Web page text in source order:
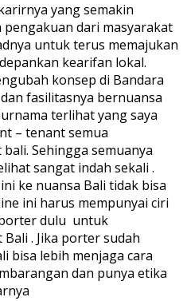
yang semakin
dari masyarakat
untuk terus memajukan
kearifan lokal.
konsep di Bandara
fasilitasnya bernuansa
terlihat yang saya
– tenant semua
Sehingga semuanya
sangat indah sekali .
ke nuansa Bali tidak bisa
ini harus mempunyai ciri
dulu untuk
. Jika porter sudah
bisa lebih menjaga cara
dan punya etika